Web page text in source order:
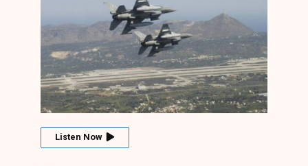
Listen Now